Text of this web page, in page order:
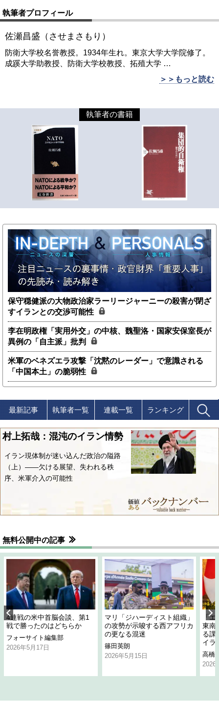
執筆者プロフィール
佐瀬昌盛（させまさもり）
防衛大学校名誉教授。1934年生れ。東京大学大学院修了。
成蹊大学助教授、防衛大学校教授、拓殖大学 …
＞＞もっと読む
執筆者の書籍
保守穏健派の大物政治家ラーリージャーニーの殺害が閉ざ
すイランとの交渉可能性
李在明政権「実用外交」の中核、魏聖洛・国家安保室長が
異例の「自主派」批判
米軍のベネズエラ攻撃「沈黙のレーダー」で意識される
「中国本土」の脆弱性
最新記事 執筆者一覧 連載一覧 ランキング
村上拓哉：混沌のイラン情勢
イラン現体制が迷い込んだ政治の隘路
（上）――欠ける展望、失われる秩
序、米軍介入の可能性
無料公開中の記事
4連戦の米中首脳会談、第1
戦で勝ったのはどちらか
フォーサイト編集部
2026年5月17日
マリ「ジハーディスト組織」
の攻勢が示唆する西アフリカ
の更なる混迷
篠田英朗
2026年5月15日
「
東南
る課
イラ
高橋
2026